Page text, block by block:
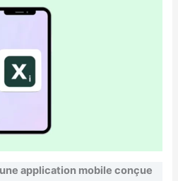
application mobile conçue